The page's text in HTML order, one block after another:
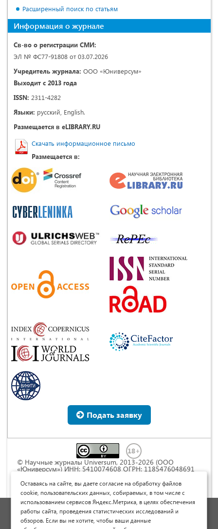
Расширенный поиск по статьям
Информация о журнале
Св-во о регистрации СМИ:
ЭЛ № ФС77-91808 от 03.07.2026
Учредитель журнала: ООО «Юниверсум»
Выходит с 2013 года
ISSN: 2311-4282
Языки: русский, English.
Размещается в eLIBRARY.RU
Скачать информационное письмо
Размещается в:
Подать заявку
© Научные журналы Universum, 2013-2026 (ООО
«Юниверсум») ИНН: 5410074608 ОГРН: 1185476048691
Commons « Attribution» («Атрибуция») 4.0
Непортированная
Политика обработки персональных данных
Договор оферты
Оставаясь на сайте, вы даете согласие на обработку файлов
cookie, пользовательских данных, собираемых, в том числе с
использованием сервисов Яндекс.Метрика, в целях обеспечения
работы сайта, проведения статистических исследований и
обзоров. Если вы не хотите, чтобы ваши данные